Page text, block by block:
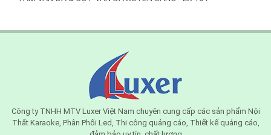
Công ty TNHH MTV Luxer Việt Nam chuyên cung cấp các sản phẩm Nội
Thất Karaoke, Phân Phối Led, Thi công quảng cáo, Thiết kế quảng cáo,